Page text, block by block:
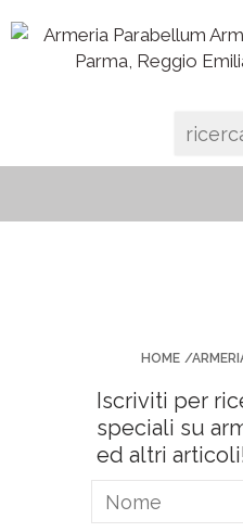
HOME /
Iscriviti per
speciali su
ed altri articoli!